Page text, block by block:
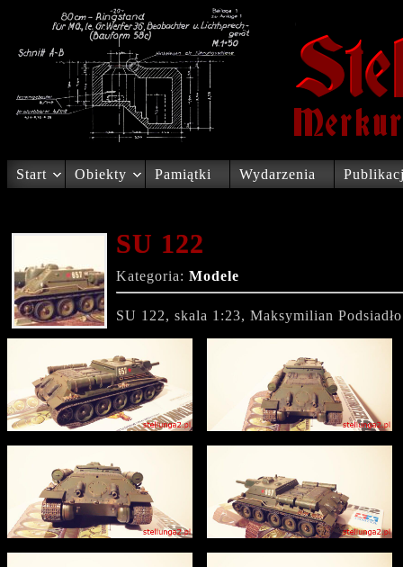
Start Obiekty Pamiątki Wydarzenia
SU 122
Kategoria: Modele
SU 122, skala 1:23, Maksymilian Podsiadło